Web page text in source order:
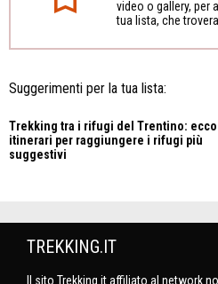
video o gallery, per
tua lista, che
Suggerimenti per la tua lista:
Trekking tra i rifugi del Trentino:
itinerari per raggiungere i rifugi più
suggestivi
TREKKING.IT
Il sito Trekking.it affiliato al network